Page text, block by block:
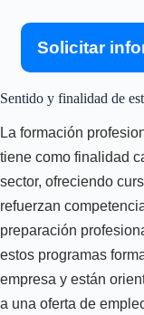
Solicitar
Sentido y finalidad de
La formación
tiene como finalidad
sector, ofreciendo
refuerzan
preparación
estos programas
empresa y están
a una oferta de